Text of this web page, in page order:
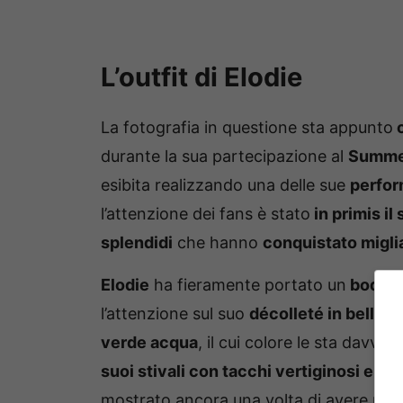
L’outfit di Elodie
La fotografia in questione sta appunto
durante la sua partecipazione al
esibita realizzando una delle sue
l’attenzione dei fans è stato in primis il
splendidi che hanno conquistato
Elodie ha fieramente portato un body
l’attenzione sul suo décolleté in bella
verde acqua, il cui colore le sta
suoi stivali con tacchi vertiginosi e